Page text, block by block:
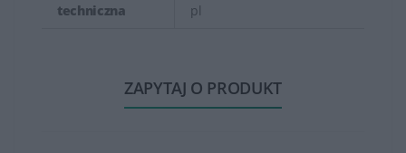
techniczna
pl
ZAPYTAJ O PRODUKT